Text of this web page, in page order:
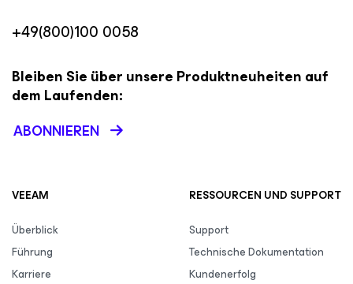
+49(800)100 0058
Bleiben Sie über unsere Produktneuheiten auf
dem Laufenden:
ABONNIEREN
VEEAM
Überblick
Führung
Karriere
RESSOURCEN UND SUPPORT
Support
Technische Dokumentation
Kundenerfolg